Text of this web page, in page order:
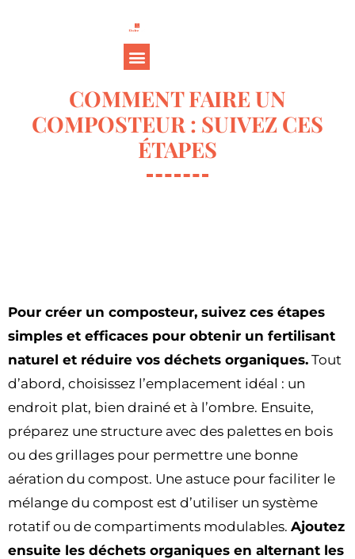
COMMENT FAIRE UN
COMPOSTEUR : SUIVEZ CES
ÉTAPES
Pour créer un composteur, suivez ces étapes
simples et efficaces pour obtenir un fertilisant
naturel et réduire vos déchets organiques. Tout
d’abord, choisissez l’emplacement idéal : un
endroit plat, bien drainé et à l’ombre. Ensuite,
préparez une structure avec des palettes en bois
ou des grillages pour permettre une bonne
aération du compost. Une astuce pour faciliter le
mélange du compost est d’utiliser un système
rotatif ou de compartiments modulables. Ajoutez
ensuite les déchets organiques en alternant les